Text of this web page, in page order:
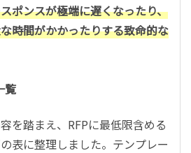
ポンスが極端に遅くなったり、
時間がかかったりする致命的な
覧
を踏まえ、RFPに最低限含める
表に整理しました。テンプレー